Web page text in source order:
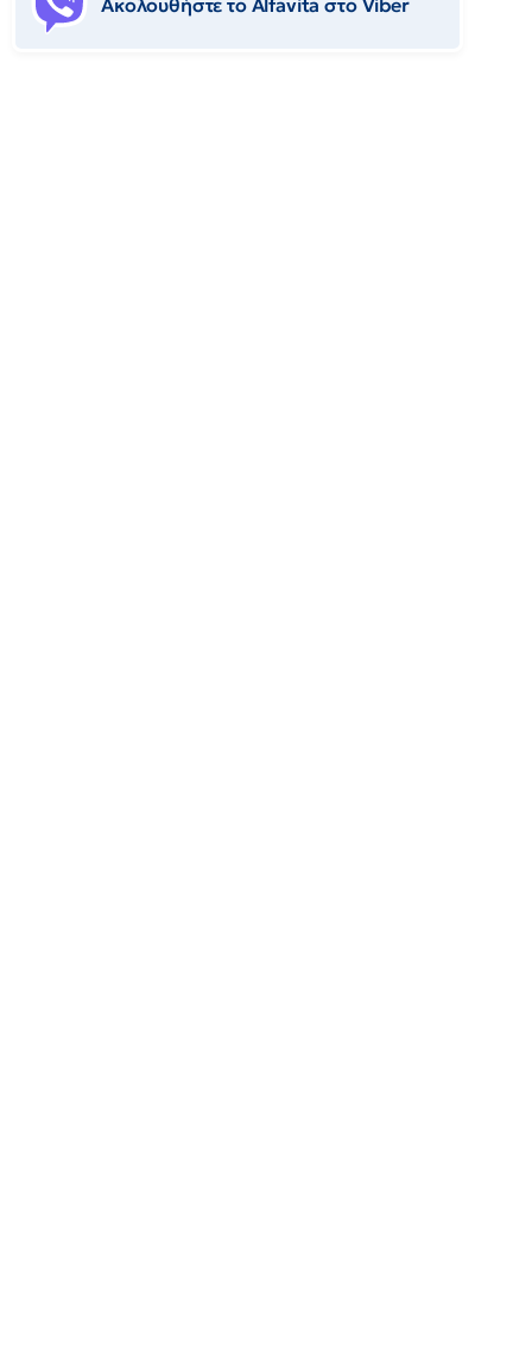
Ακολουθήστε το Αlfavita στο Viber